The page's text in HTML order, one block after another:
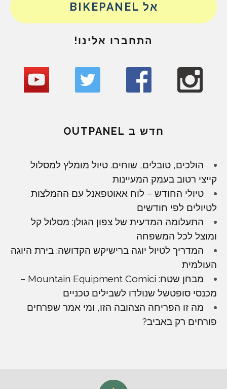
אל BIKEPANEL
התחברו אלינו!
חדש ב OUTPANEL
הולכים, טובלים, שוחים. טיול מומלץ למסלול
קייצי רטוב בעמק המעיינות
טיולי החודש – לוח אאוטפאנל עם ההמלצות
לטיולים לפי חודשים
התעלומה המדעית של צפון הגולן: מסלול קל
ומוצל לכל המשפחה
המדריך לטיול יוגה ברישיקש הקדושה: בירת היוגה
העולמית
מבחן שטח: Mountain Equipment Comici –
מכנסי סופטשל שנולדו לשבילים טכניים
מה זו הפריחה הצהובה הזו, ומי אמר שפרחים
פורחים רק באביב?